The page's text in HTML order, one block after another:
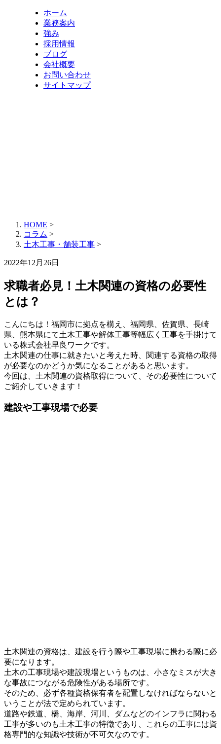
ホーム
業務案内
強み
採用情報
ブログ
会社概要
お問い合わせ
サイトマップ
HOME >
コラム >
土木工事・舗装工事 >
2022年12月26日
求職者必見！土木関連の資格の必要性
とは？
こんにちは！福岡市に拠点を構え、福岡県、佐賀県、長崎
県、熊本県にて土木工事や解体工事等幅広く工事を手掛けて
いる株式会社早良ワークです。
土木関連の仕事に就きたいと考えた時、関連する資格の取得
が必要なのかどうか気になることがあると思います。
今回は、土木関連の資格取得について、その必要性について
ご紹介していきます！
建設や工事現場で必要
土木関連の資格は、建設を行う際や工事現場に携わる際に必
要になります。
土木の工事現場や建設現場というものは、小さなミスが大き
な事故につながる危険性がある場所です。
そのため、必ず各種資格保有者を配置しなければならないと
いうことが法で定められています。
道路や鉄道、橋、海岸、河川、ダムなどのインフラに関わる
工事が多いのも土木工事の特徴であり、これらの工事には資
格専門的な知識や技術が不可欠なのです。